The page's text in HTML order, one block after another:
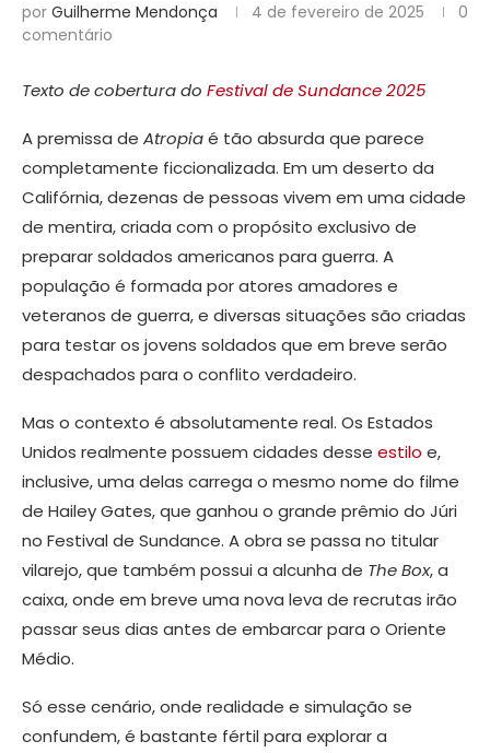
por Guilherme Mendonça 4 de fevereiro de 2025
0
comentário
Texto de cobertura do Festival de Sundance 2025
A premissa de Atropiaé tão absurda que parece
completamente ficcionalizada. Em um deserto da
Califórnia, dezenas de pessoas vivem em uma cidade
de mentira, criada com o propósito exclusivo de
preparar soldados americanos para guerra. A
população é formada por atores amadores e
veteranos de guerra, e diversas situações são criadas
para testar os jovens soldados que em breve serão
despachados para o conflito verdadeiro.
Mas o contexto é absolutamente real. Os Estados
Unidos realmente possuem cidades desse estilo e,
inclusive, uma delas carrega o mesmo nome do filme
de Hailey Gates, que ganhou o grande prêmio do Júri
no Festival de Sundance. A obra se passa no titular
vilarejo, que também possui a alcunha de The Box, a
caixa, onde em breve uma nova leva de recrutas irão
passar seus dias antes de embarcar para o Oriente
Médio.
Só esse cenário, onde realidade e simulação se
confundem, é bastante fértil para explorar a